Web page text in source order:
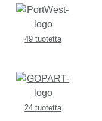
49 tuotetta
24 tuotetta